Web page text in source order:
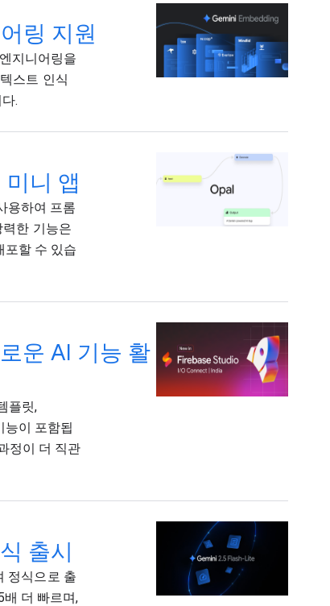
링 지원
지니어링을
스트 인식
.
니 앱
용하여 프롬
한 기능은
포할 수 있습
운 AI 기능 활
플릿,
능이 포함됩
정이 더 직관
출시
정식으로 출
더 빠르며,